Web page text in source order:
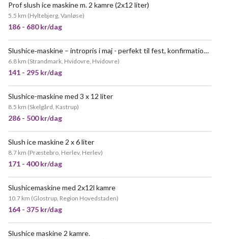
MEGET POPULÆR
Prof slush ice maskine m. 2 kamre (2x12 liter)
5.5 km (Hyltebjerg, Vanløse)
186 - 680 kr/dag
POPULÆR Slushice‑maskine – intropris i maj - perfekt til fest, konfirmation, fødselsdag,polterabend og firmaevents!
6.8 km (Strandmark, Hvidovre, Hvidovre)
141 - 295 kr/dag
Slushice-maskine med 3 x 12 liter
8.5 km (Skelgård, Kastrup)
286 - 500 kr/dag
Slush ice maskine 2 x 6 liter
8.7 km (Præstebro, Herlev, Herlev)
171 - 400 kr/dag
Slushicemaskine med 2x12l kamre
10.7 km (Glostrup, Region Hovedstaden)
164 - 375 kr/dag
Slushice maskine 2 kamre.